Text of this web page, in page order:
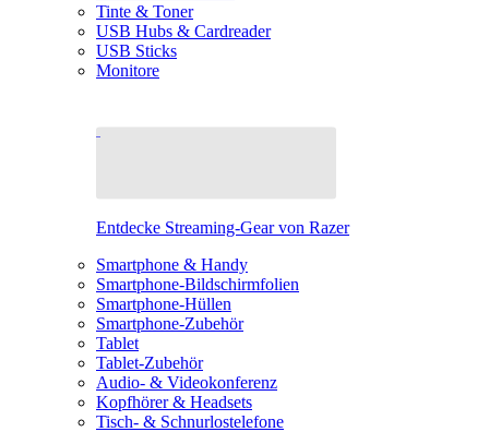
Tinte & Toner
USB Hubs & Cardreader
USB Sticks
Monitore
Entdecke Streaming-Gear von Razer
Smartphone & Handy
Smartphone-Bildschirmfolien
Smartphone-Hüllen
Smartphone-Zubehör
Tablet
Tablet-Zubehör
Audio- & Videokonferenz
Kopfhörer & Headsets
Tisch- & Schnurlostelefone